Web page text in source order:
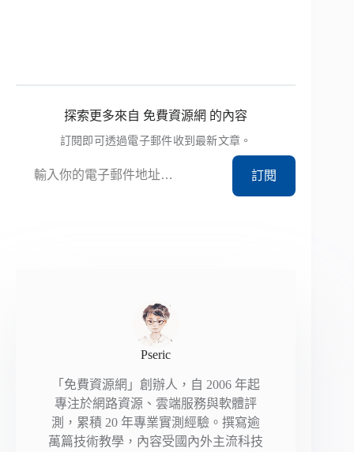
探索更多來自 免費資源網 的內容
訂閱即可透過電子郵件收到最新文章。
訂閱
Pseric
「免費資源網」創辦人，自 2006 年起
專注於網路資源、雲端服務與軟體評
測，累積 20 年專業實測經驗。撰寫逾
萬篇技術教學，內容受國內外主流科技